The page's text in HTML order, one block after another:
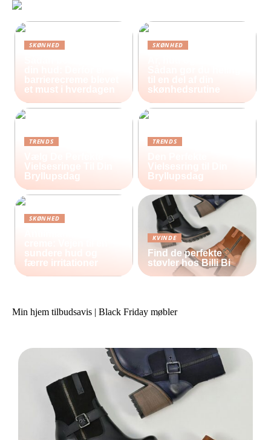
SKØNHED
barrierecreme blevet
et must i hverdagen
SKØNHED
til en del af din
skønhedsrutine
TRENDS
Vielsesringe Til Din
Bryllupsdag
TRENDS
Vielsesring til Din
Bryllupsdag
SKØNHED
sundere hud og
færre irritationer
KVINDE
Find de perfekte
støvler hos Billi Bi
Min hjem tilbudsavis | Black Friday møbler